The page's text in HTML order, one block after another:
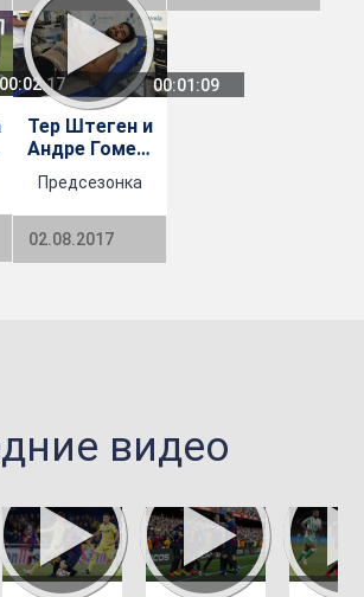
00:02:17 00:01:09
Тер Штеген и
Андре Гомеш
проходят
медицинское
освидетельствование
Предсезонка
02.08.2017
видео